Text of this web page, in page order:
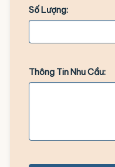
Số Lượng:
Thông Tin Nhu Cầu: